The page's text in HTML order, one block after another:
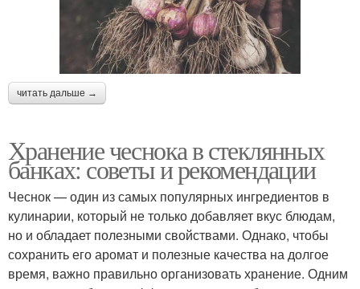
читать дальше →
Хранение чеснока в стеклянных
банках: советы и рекомендации
Чеснок — один из самых популярных ингредиентов в
кулинарии, который не только добавляет вкус блюдам,
но и обладает полезными свойствами. Однако, чтобы
сохранить его аромат и полезные качества на долгое
время, важно правильно организовать хранение. Одним